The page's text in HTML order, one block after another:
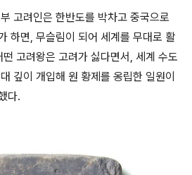
고려인은 한반도를 박차고 중국으로
하면, 무슬림이 되어 세계를 무대로 활
고려왕은 고려가 싫다면서, 세계 수도
깊이 개입해 원 황제를 옹립한 일원이
다.